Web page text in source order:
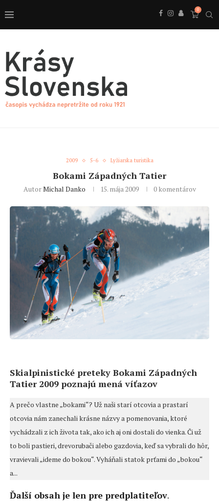
0
2009 5-6 Lyžiarska turistika
Bokami Západných Tatier
AutorMichal Danko 15. mája 2009 0 komentárov
Skialpinistické preteky Bokami Západných
Tatier 2009 poznajú mená víťazov
A prečo vlastne „bokami“? Už naši starí otcovia a prastarí
otcovia nám zanechali krásne názvy a pomenovania, ktoré
vychádzali z ich života tak, ako ich aj oni dostali do vienka. Či už
to boli pastieri, drevorubači alebo gazdovia, keď sa vybrali do hôr,
vravievali „ideme do bokou“. Vyháňali statok prťami do „bokou“
a...
Ďalší obsah je len pre predplatiteľov.